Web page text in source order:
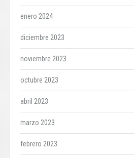
enero 2024
diciembre 2023
noviembre 2023
octubre 2023
abril 2023
marzo 2023
febrero 2023